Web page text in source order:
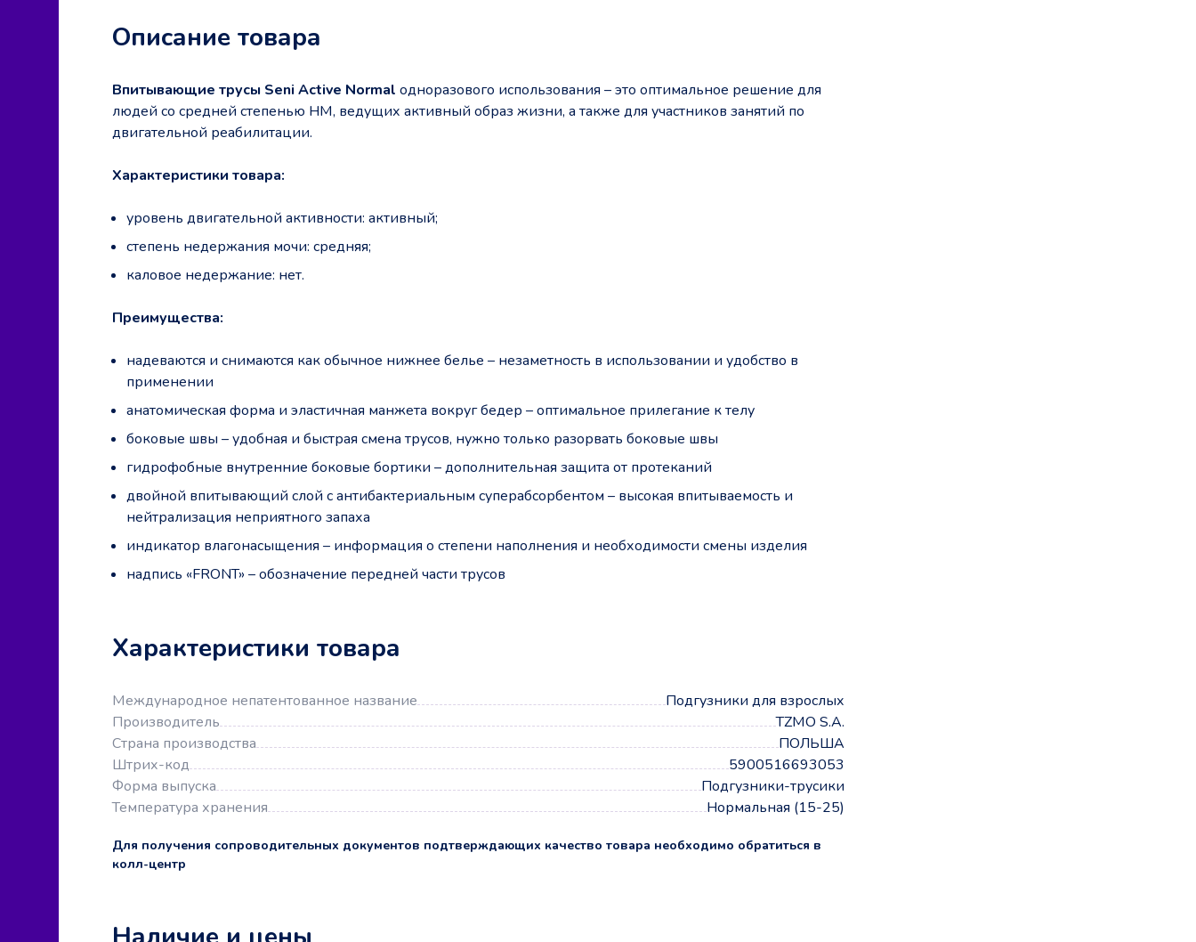
Описание товара
Впитывающие трусы Seni Active Normal одноразового использования – это оптимальное решение для
людей со средней степенью НМ, ведущих активный образ жизни, а также для участников занятий по
двигательной реабилитации.
Характеристики товара:
уровень двигательной активности: активный;
степень недержания мочи: средняя;
каловое недержание: нет.
Преимущества:
надеваются и снимаются как обычное нижнее белье – незаметность в использовании и удобство в
применении
анатомическая форма и эластичная манжета вокруг бедер – оптимальное прилегание к телу
боковые швы – удобная и быстрая смена трусов, нужно только разорвать боковые швы
гидрофобные внутренние боковые бортики – дополнительная защита от протеканий
двойной впитывающий слой с антибактериальным суперабсорбентом – высокая впитываемость и
нейтрализация неприятного запаха
индикатор влагонасыщения – информация о степени наполнения и необходимости смены изделия
надпись «FRONT» – обозначение передней части трусов
Характеристики товара
Международное непатентованное название
Подгузники для взрослых
Производитель
TZMO S.A.
Страна производства
ПОЛЬША
Штрих-код
5900516693053
Форма выпуска
Подгузники-трусики
Температура хранения
Нормальная (15-25)
Для получения сопроводительных документов подтверждающих качество товара необходимо обратиться в
колл-центр